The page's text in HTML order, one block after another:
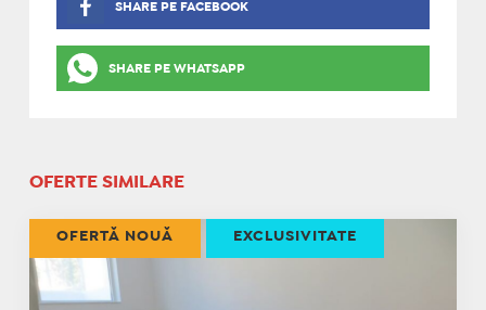
SHARE PE FACEBOOK
SHARE PE WHATSAPP
OFERTE SIMILARE
OFERTĂ NOUĂ EXCLUSIVITATE